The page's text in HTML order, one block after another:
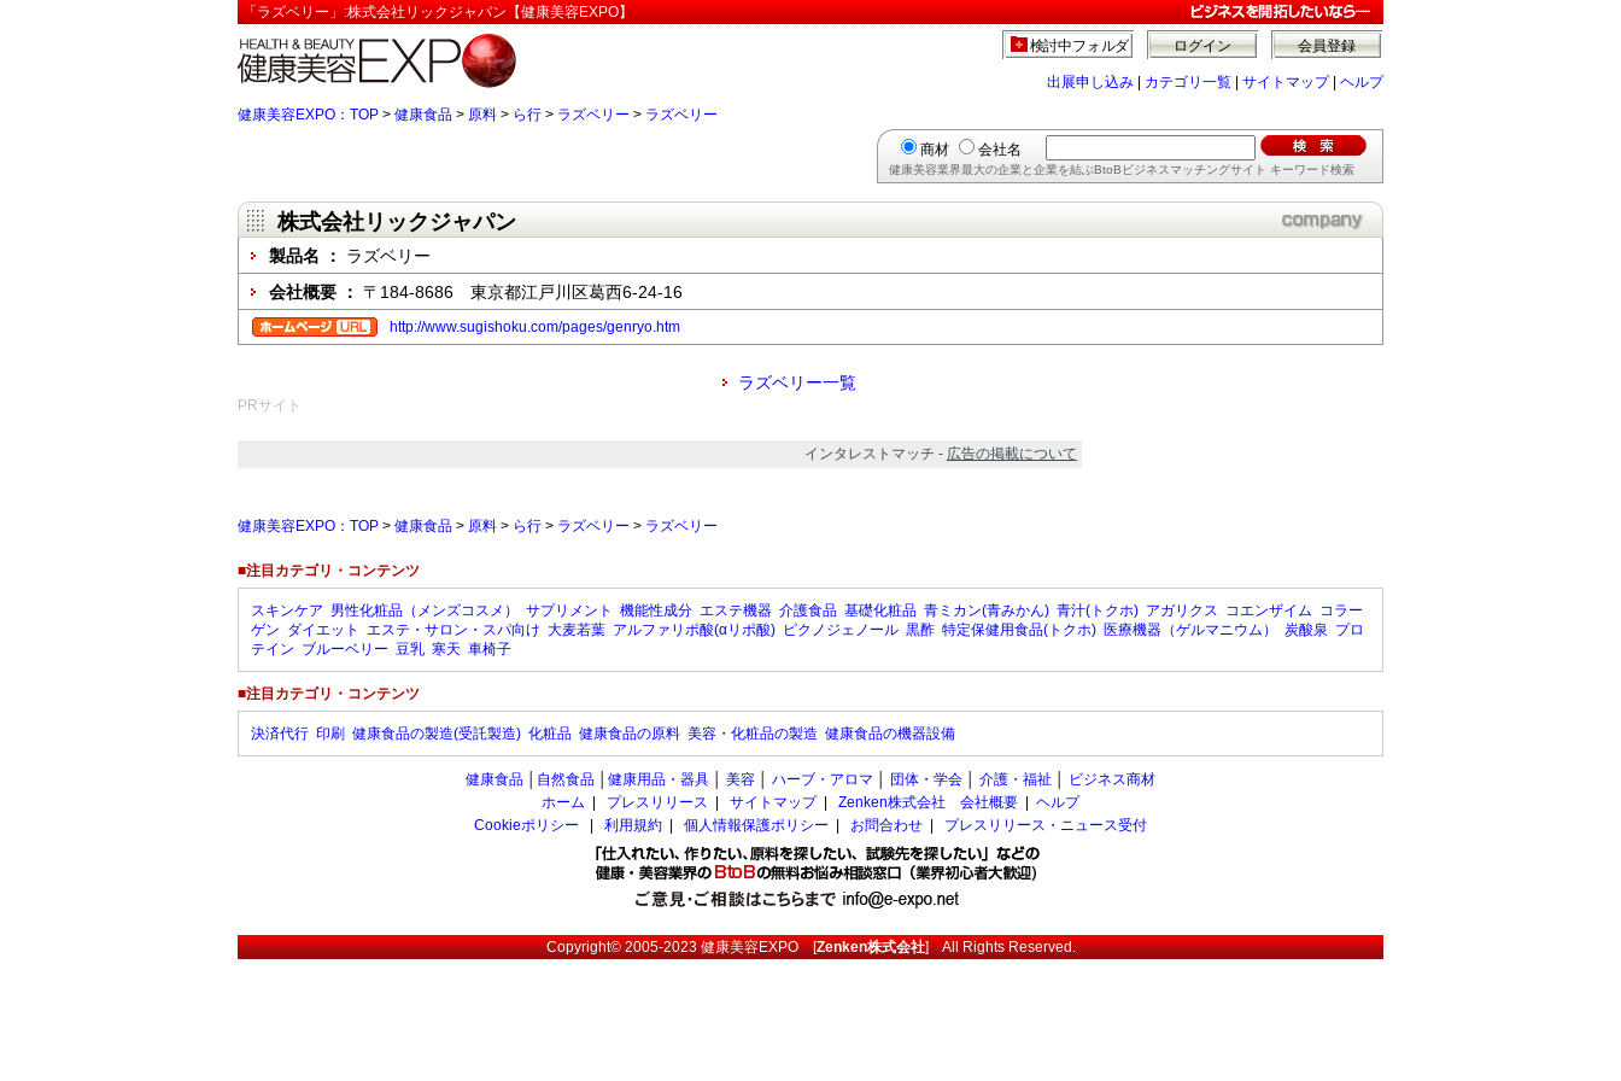
「ラズベリー」:株式会社リックジャパン【健康美容EXPO】
会員登録
ログイン
検討中フォルダ
出展申し込み カテゴリ一覧 サイトマップ| ヘルプ
健康美容EXPO：TOP > 健康食品 > 原料 > ら行 > ラズベリー > ラズベリー
商材 会社名
健康美容業界最大の企業と企業を結ぶBtoBビジネスマッチングサイト キーワード検索
株式会社リックジャパン
製品名 ： ラズベリー
会社概要 ： 〒184-8686 東京都江戸川区葛西6-24-16
http://www.sugishoku.com/pages/genryo.htm
ラズベリー一覧
PRサイト
インタレストマッチ - 広告の掲載について
健康美容EXPO：TOP > 健康食品 > 原料 > ら行 > ラズベリー > ラズベリー
■注目カテゴリ・コンテンツ
スキンケア 男性化粧品（メンズコスメ） サプリメント 機能性成分 エステ機器 介護食品 基礎化粧品 青ミカン(青みかん) 青汁(トクホ) アガリクス コエンザイム コラー
ゲン ダイエット エステ・サロン・スパ向け 大麦若葉 アルファリポ酸(αリポ酸) ピクノジェノール 黒酢 特定保健用食品(トクホ) 医療機器（ゲルマニウム） 炭酸泉 プロ
テイン ブルーベリー 豆乳 寒天 車椅子
■注目カテゴリ・コンテンツ
決済代行 印刷 健康食品の製造(受託製造) 化粧品 健康食品の原料 美容・化粧品の製造 健康食品の機器設備
健康食品 自然食品 健康用品・器具 美容 ハーブ・アロマ 団体・学会 介護・福祉
ビジネス商材
ホーム
プレスリリース サイトマップ| Zenken株式会社 会社概要
ヘルプ
Cookieポリシー
利用規約 個人情報保護ポリシー お問合わせ プレスリリース・ニュース受付
Copyright© 2005-2023健康美容EXPO[Zenken株式会社] All Rights Reserved.